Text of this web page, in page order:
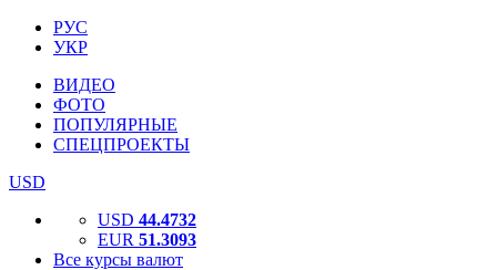
РУС
УКР
ВИДЕО
ФОТО
ПОПУЛЯРНЫЕ
СПЕЦПРОЕКТЫ
USD
USD 44.4732
EUR 51.3093
Все курсы валют